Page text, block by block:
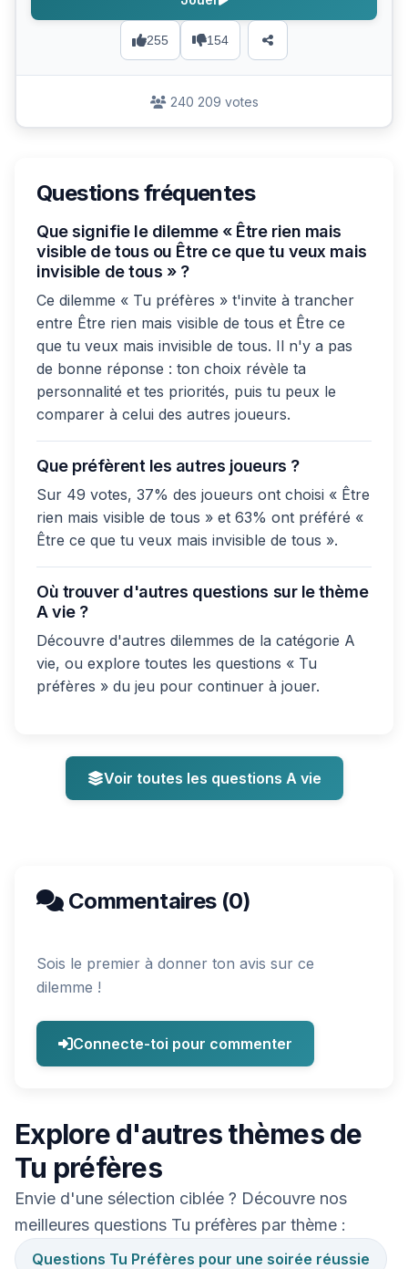
255 154
240 209 votes
Questions fréquentes
Que signifie le dilemme « Être rien mais
visible de tous ou Être ce que tu veux mais
invisible de tous » ?
Ce dilemme « Tu préfères » t'invite à trancher
entre Être rien mais visible de tous et Être ce
que tu veux mais invisible de tous. Il n'y a pas
de bonne réponse : ton choix révèle ta
personnalité et tes priorités, puis tu peux le
comparer à celui des autres joueurs.
Que préfèrent les autres joueurs ?
Sur 49 votes, 37% des joueurs ont choisi « Être
rien mais visible de tous » et 63% ont préféré «
Être ce que tu veux mais invisible de tous ».
Où trouver d'autres questions sur le thème
A vie ?
Découvre d'autres dilemmes de la catégorie A
vie, ou explore toutes les questions « Tu
préfères » du jeu pour continuer à jouer.
Voir toutes les questions A vie
Commentaires (0)
Sois le premier à donner ton avis sur ce
dilemme !
Connecte-toi pour commenter
Explore d'autres thèmes de
Tu préfères
Envie d'une sélection ciblée ? Découvre nos
meilleures questions Tu préfères par thème :
Questions Tu Préfères pour une soirée réussie